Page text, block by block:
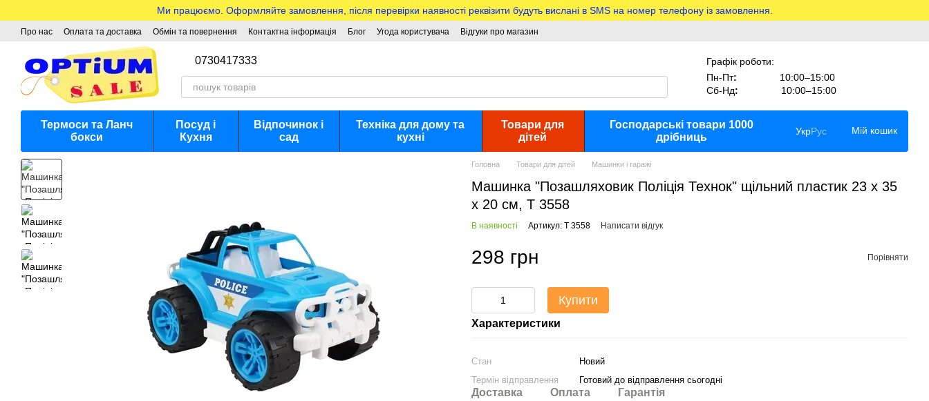
Ми працюємо. Оформляйте замовлення, після перевірки наявності реквізити будуть вислані в SMS на номер телефону із замовлення.
Про нас Оплата та доставка Обмін та повернення Контактна інформація Блог Угода користувача Відгуки про магазин
0730417333
Графік роботи:
Пн-Пт:
10:00–15:00
Сб-Нд: 10:00–15:00
Термоси та Ланч
бокси
Посуд і
Кухня
Відпочинок і
сад
Техніка для дому та
кухні
Товари для
дітей
Господарські товари 1000
дрібниць
УкрРус Мій кошик
Головна Товари для дітей Машинки і гаражі
Машинка "Позашляховик Поліція Технок" щільний пластик 23 x 35
x 20 см, Т 3558
В наявності Артикул: Т 3558 Написати відгук
298 грн Порівняти
Купити
Характеристики
Стан
Новий
Термін відправлення
Готовий до відправлення сьогодні
Доставка Оплата Гарантія